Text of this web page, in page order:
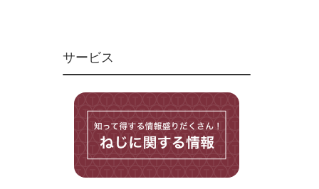
マイクロねじ
台形ねじ
その他ねじ
便利品
金具・金物
サービス